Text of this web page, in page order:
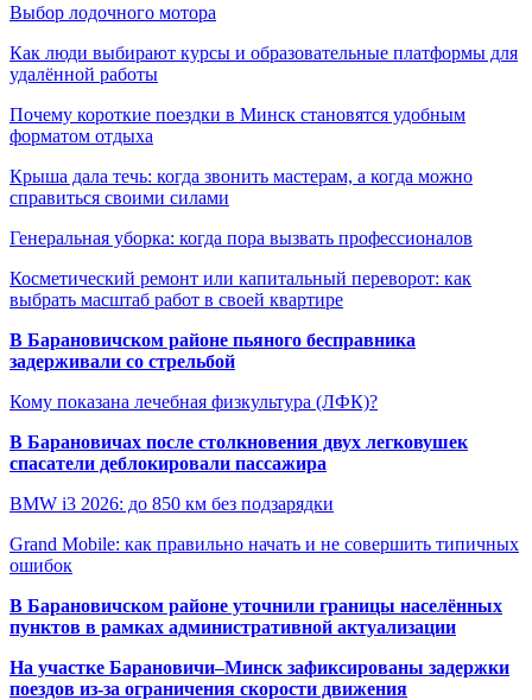
Выбор лодочного мотора
Как люди выбирают курсы и образовательные платформы для
удалённой работы
Почему короткие поездки в Минск становятся удобным
форматом отдыха
Крыша дала течь: когда звонить мастерам, а когда можно
справиться своими силами
Генеральная уборка: когда пора вызвать профессионалов
Косметический ремонт или капитальный переворот: как
выбрать масштаб работ в своей квартире
В Барановичском районе пьяного бесправника
задерживали со стрельбой
Кому показана лечебная физкультура (ЛФК)?
В Барановичах после столкновения двух легковушек
спасатели деблокировали пассажира
BMW i3 2026: до 850 км без подзарядки
Grand Mobile: как правильно начать и не совершить типичных
ошибок
В Барановичском районе уточнили границы населённых
пунктов в рамках административной актуализации
На участке Барановичи–Минск зафиксированы задержки
поездов из-за ограничения скорости движения